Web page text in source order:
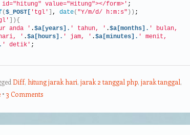
id="hitung" value="Hitung"></form>' ;
($_POST[ 'tgl' , date( "Y/m/d/ h:m:s" )) ;
]){
anda ' .$a[years]. ' tahun, ' .$a[months]. ' bulan,
' .$a[hours]. ' jam, ' .$a[minutes]. ' menit,
' detik' ;
Diff, hitung jarak hari, jarak 2 tanggal php, jarak tanggal,
3 Comments